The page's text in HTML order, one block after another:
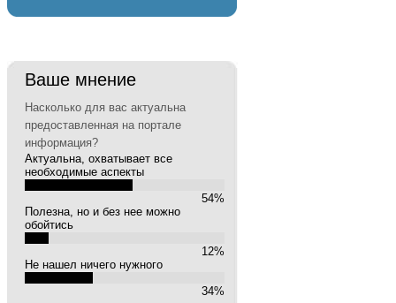
Ваше мнение
Насколько для вас актуальна
предоставленная на портале
информация?
Актуальна, охватывает все
необходимые аспекты
54%
Полезна, но и без нее можно
обойтись
12%
Не нашел ничего нужного
34%